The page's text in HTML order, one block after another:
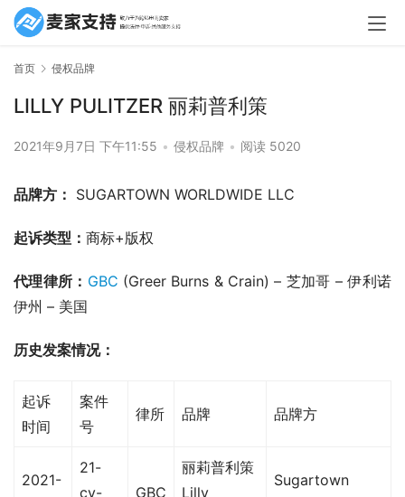
首页 侵权品牌
LILLY PULITZER 丽莉普利策
2021年9月7日 下午11:55 • 侵权品牌 • 阅读 5020
品牌方： SUGARTOWN WORLDWIDE LLC
起诉类型： 商标+版权
代理律所： GBC (Greer Burns & Crain) – 芝加哥 – 伊利诺
伊州 – 美国
历史发案情况：
起诉
时间
案件
号
律所 品牌 品牌方
2021-
21-
cv-
GBC
丽莉普利策
Lilly
Sugartown